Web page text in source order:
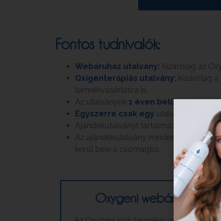
Fontos tudnivalók:
Webáruház utalvány: Kizárólag az
Oxigénterápiás utalvány: Kizárólag
termékvásárlásra is.
Az utalványok 1 éven belül
Egyszerre csak egy utalvány
Ajándékutalványt tartalmazó vásárlás
Az ajándékutalvány minden esetben
kerül bele a csomagba.
Oxygeni webáruház